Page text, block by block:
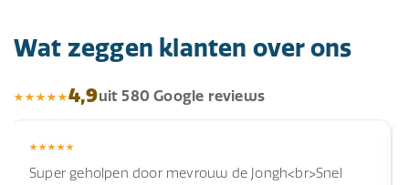
Wat zeggen klanten over ons
4,9uit 580 Google reviews
Super geholpen door mevrouw de Jongh<br>Snel